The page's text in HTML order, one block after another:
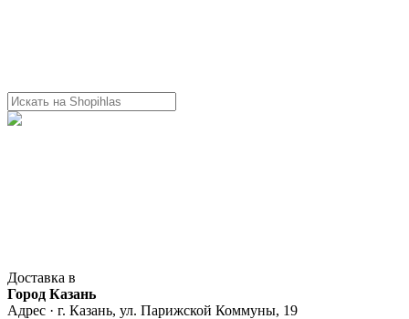
Доставка в
Город Казань
Адрес · г. Казань, ул. Парижской Коммуны, 19